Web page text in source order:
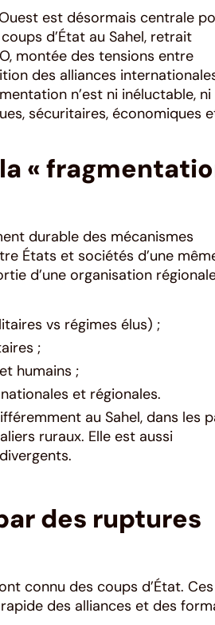
est désormais centrale
d’État au Sahel, retrait
montée des tensions entre
des alliances
n’est ni inéluctable, ni
sécuritaires, économiques
«
durable des mécanismes
États et sociétés d’une
d’une organisation
vs régimes élus) ;
;
humains ;
et régionales.
au Sahel, dans les
ruraux. Elle est aussi
des ruptures
connu des coups d’État. Ces
des alliances et des